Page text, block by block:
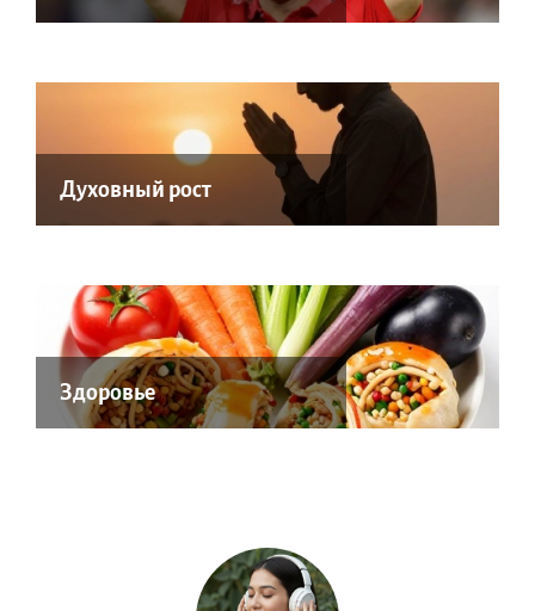
Духовный рост
Здоровье